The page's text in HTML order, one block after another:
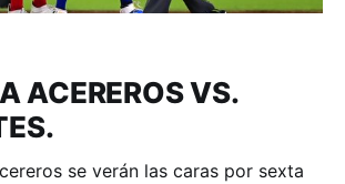
ACEREROS VS.
se verán las caras por sexta